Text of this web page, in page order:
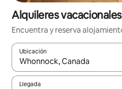
Alquileres
Encuentra y reserva
Ubicación
Cuando los resultados estén
Llegada